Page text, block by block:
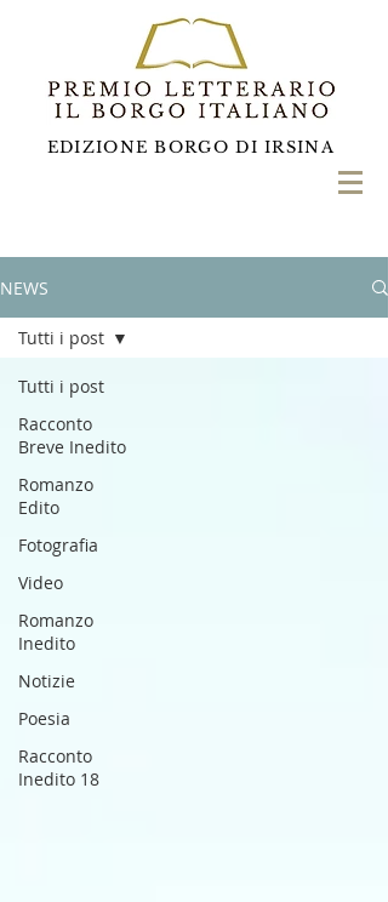
EDIZIONE BORGO DI IRSINA
NEWS
Tutti i post
Racconto
Breve Inedito
Romanzo
Edito
Fotografia
Video
Romanzo
Inedito
Notizie
Poesia
Racconto
Inedito 18
Tutti i post